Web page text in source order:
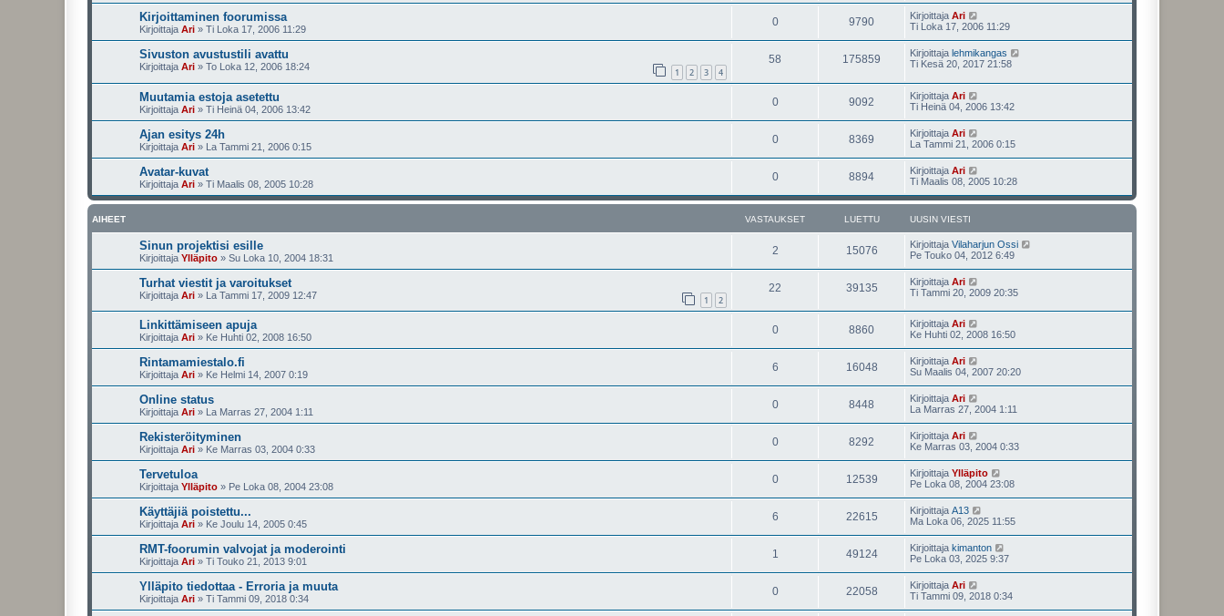
Kirjoittaminen foorumissa
Kirjoittaja Ari » Ti Loka 17, 2006 11:29
0 9790 Kirjoittaja Ari
Ti Loka 17, 2006 11:29
Sivuston avustustili avattu
Kirjoittaja Ari » To Loka 12, 2006 18:24 1 2 3 4
58 175859 Kirjoittaja lehmikangas
Ti Kesä 20, 2017 21:58
Muutamia estoja asetettu
Kirjoittaja Ari » Ti Heinä 04, 2006 13:42
0 9092 Kirjoittaja Ari
Ti Heinä 04, 2006 13:42
Ajan esitys 24h
Kirjoittaja Ari » La Tammi 21, 2006 0:15
0 8369 Kirjoittaja Ari
La Tammi 21, 2006 0:15
Avatar-kuvat
Kirjoittaja Ari » Ti Maalis 08, 2005 10:28
0 8894 Kirjoittaja Ari
Ti Maalis 08, 2005 10:28
AIHEET VASTAUKSET LUETTU UUSIN VIESTI
Sinun projektisi esille
Kirjoittaja Ylläpito » Su Loka 10, 2004 18:31
2 15076 Kirjoittaja Vilaharjun Ossi
Pe Touko 04, 2012 6:49
Turhat viestit ja varoitukset
Kirjoittaja Ari » La Tammi 17, 2009 12:47 1 2
22 39135 Kirjoittaja Ari
Ti Tammi 20, 2009 20:35
Linkittämiseen apuja
Kirjoittaja Ari » Ke Huhti 02, 2008 16:50
0 8860 Kirjoittaja Ari
Ke Huhti 02, 2008 16:50
Rintamamiestalo.fi
Kirjoittaja Ari » Ke Helmi 14, 2007 0:19
6 16048 Kirjoittaja Ari
Su Maalis 04, 2007 20:20
Online status
Kirjoittaja Ari » La Marras 27, 2004 1:11
0 8448 Kirjoittaja Ari
La Marras 27, 2004 1:11
Rekisteröityminen
Kirjoittaja Ari » Ke Marras 03, 2004 0:33
0 8292 Kirjoittaja Ari
Ke Marras 03, 2004 0:33
Tervetuloa
Kirjoittaja Ylläpito » Pe Loka 08, 2004 23:08
0 12539 Kirjoittaja Ylläpito
Pe Loka 08, 2004 23:08
Käyttäjiä poistettu...
Kirjoittaja Ari » Ke Joulu 14, 2005 0:45
6 22615 Kirjoittaja A13
Ma Loka 06, 2025 11:55
RMT-foorumin valvojat ja moderointi
Kirjoittaja Ari » Ti Touko 21, 2013 9:01
1 49124 Kirjoittaja kimanton
Pe Loka 03, 2025 9:37
Ylläpito tiedottaa - Erroria ja muuta
Kirjoittaja Ari » Ti Tammi 09, 2018 0:34
0 22058 Kirjoittaja Ari
Ti Tammi 09, 2018 0:34